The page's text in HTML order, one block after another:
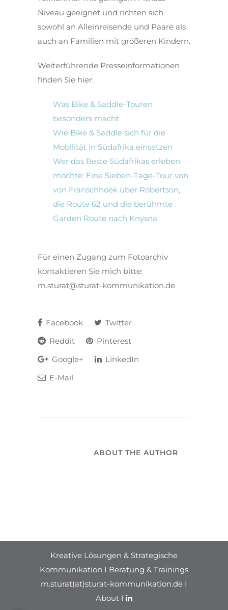
Niveau geeignet und richten sich
sowohl an Alleinreisende und Paare als
auch an Familien mit größeren Kindern.
Weiterführende Presseinformationen
finden Sie hier:
Was Bike & Saddle-Touren
besonders macht
Wie Bike & Saddle sich für die
Mobilität in Südafrika einsetzen
Wer das Beste Südafrikas erleben
möchte: Eine Sieben-Tage-Tour von
von Franschhoek über Robertson,
die Route 62 und die berühmte
Garden Route nach Knysna.
Für einen Zugang zum Fotoarchiv
kontaktieren Sie mich bitte:
m.sturat@sturat-kommunikation.de
Facebook
Twitter
Reddit
Pinterest
Google+
LinkedIn
E-Mail
ABOUT THE AUTHOR
Kreative Lösungen & Strategische
Kommunikation I Beratung & Trainings
m.sturat(at)sturat-kommunikation.de I
About I